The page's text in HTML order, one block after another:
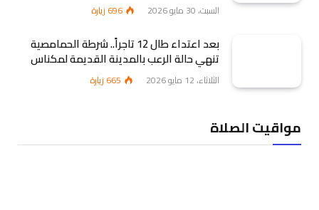
السبت، 30 مايو 2026 696 زيارة
بعد اعتداء طال 12 تاجراً.. شرطة الحمامصية
تنهي حالة الرعب بالمدينة القديمة لمكناس
الثلاثاء، 12 مايو 2026 665 زيارة
مواقيت الصلاة